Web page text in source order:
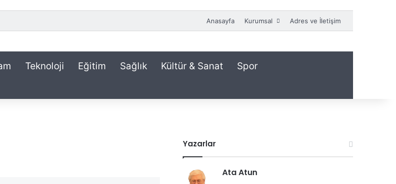
Anasayfa Kurumsal Adres ve İletişim
Teknoloji Eğitim Sağlık Kültür & Sanat Spor
Yazarlar
Ata Atun